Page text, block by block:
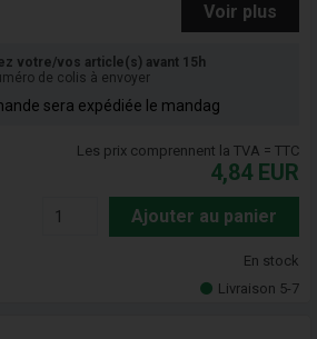
Voir plus
votre/vos article(s) avant 15h
de colis à envoyer
sera expédiée le mandag
Les prix comprennent la TVA = TTC
4,84 EUR
Ajouter au panier
En stock
Livraison 5-7